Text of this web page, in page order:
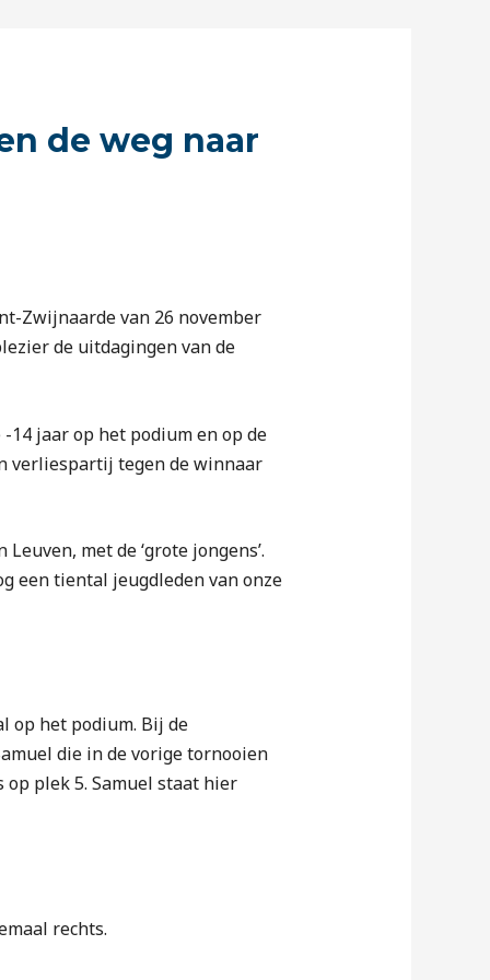
de weg naar
Zwijnaarde van 26 november
de uitdagingen van de
jaar op het podium en op de
verliespartij tegen de winnaar
met de ‘grote jongens’.
een tiental jeugdleden van onze
op het podium. Bij de
die in de vorige tornooien
plek 5. Samuel staat hier
rechts.